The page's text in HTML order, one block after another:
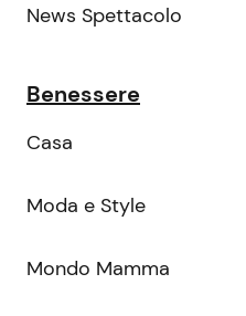
News Spettacolo
Benessere
Casa
Moda e Style
Mondo Mamma